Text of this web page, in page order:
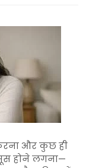
और कुछ ही
होने लगना—